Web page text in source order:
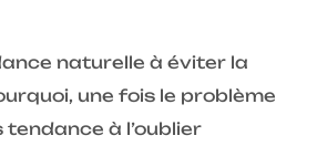
naturelle à éviter la
une fois le problème
à l’oublier